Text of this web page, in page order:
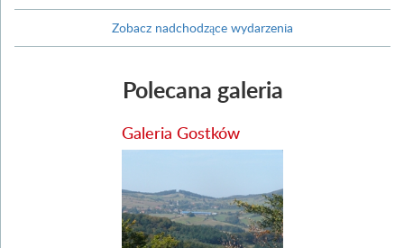
Zobacz nadchodzące wydarzenia
Polecana galeria
Galeria Gostków